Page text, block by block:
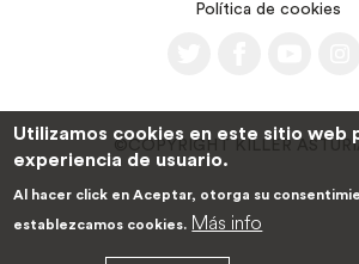
Política de cookies
©COPYRIGHT KILLER
Utilizamos cookies en este sitio web
experiencia de usuario.
Al hacer click en Aceptar, otorga su
establezcamos cookies. Más info